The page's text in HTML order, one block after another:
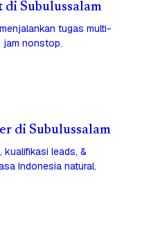
di Subulussalam
tugas multi-
jam nonstop.
di Subulussalam
kualifikasi leads, &
Indonesia natural.